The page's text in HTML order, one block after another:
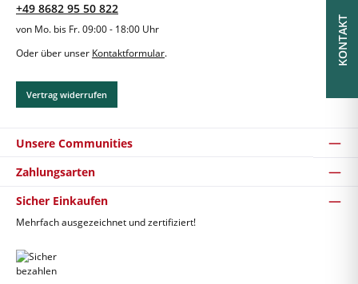
+49 8682 95 50 822
von Mo. bis Fr. 09:00 - 18:00 Uhr
Oder über unser Kontaktformular.
Vertrag widerrufen
Unsere Communities
Zahlungsarten
Sicher Einkaufen
Mehrfach ausgezeichnet und zertifiziert!
KONTAKT